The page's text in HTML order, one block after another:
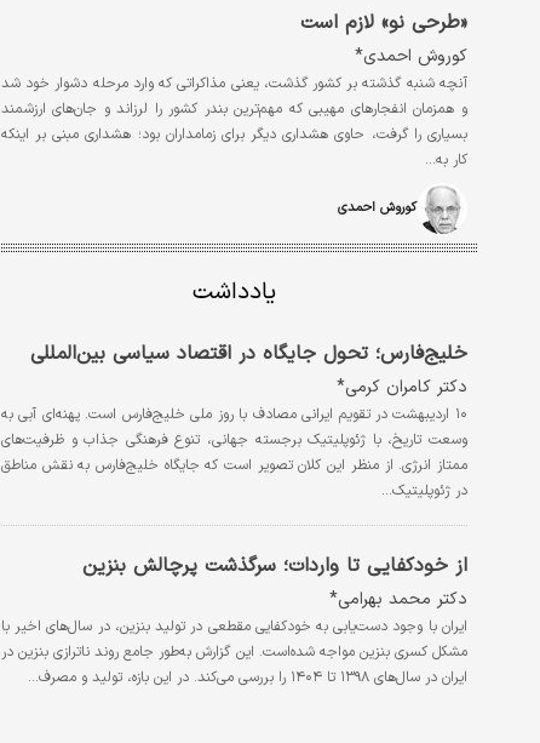
«طرحی نو» لازم است
کوروش احمدی*
آنچه شنبه گذشته بر کشور گذشت، یعنی مذاکراتی که وارد مرحله دشوار خود شد
و همزمان انفجارهای مهیبی که مهم‌ترین بندر کشور را لرزاند و جان‌‌‌های ارزشمند
بسیاری را گرفت، حاوی هشداری دیگر برای زمامداران بود؛ هشداری مبنی بر اینکه
کار به…
کوروش احمدی
یادداشت
خلیج‌فارس؛ تحول جایگاه در اقتصاد سیاسی بین‌المللی
دکتر کامران کرمی*
۱۰ اردیبهشت در تقویم ایرانی مصادف با روز ملی خلیج‌فارس است. پهنه‌ای آبی به
وسعت تاریخ، با ژئوپلیتیک برجسته جهانی، تنوع فرهنگی جذاب و ظرفیت‌های
ممتاز انرژی. از منظر این کلان تصویر است که جایگاه خلیج‌فارس به نقش مناطق
در ژئوپلیتیک…
از خودکفایی تا واردات؛ سرگذشت پرچالش بنزین
دکتر محمد بهرامی*
ایران با وجود دست‌‌‌‌‌‌یابی به خودکفایی مقطعی در تولید بنزین، در سال‌های اخیر با
مشکل کسری بنزین مواجه شده‌است. این گزارش به‌طور جامع روند ناترازی بنزین در
ایران در سال‌های ۱۳۹۸ تا ۱۴۰۴ را بررسی می‌کند. در این بازه، تولید و مصرف…